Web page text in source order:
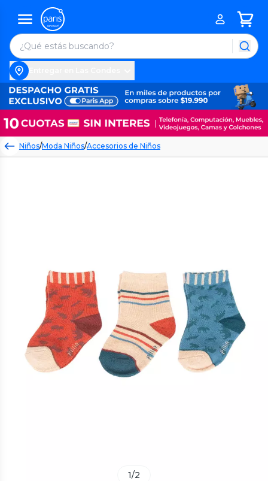
Niños/Moda Niños/Accesorios de Niños
1/2